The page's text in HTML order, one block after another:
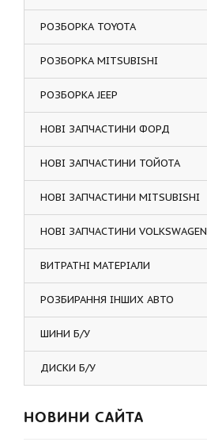
РОЗБОРКА TOYOTA
РОЗБОРКА MITSUBISHI
РОЗБОРКА JEEP
НОВІ ЗАПЧАСТИНИ ФОРД
НОВІ ЗАПЧАСТИНИ ТОЙОТА
НОВІ ЗАПЧАСТИНИ MITSUBISHI
НОВІ ЗАПЧАСТИНИ VOLKSWAGEN
ВИТРАТНІ МАТЕРІАЛИ
РОЗБИРАННЯ ІНШИХ АВТО
ШИНИ Б/У
ДИСКИ Б/У
НОВИНИ САЙТА